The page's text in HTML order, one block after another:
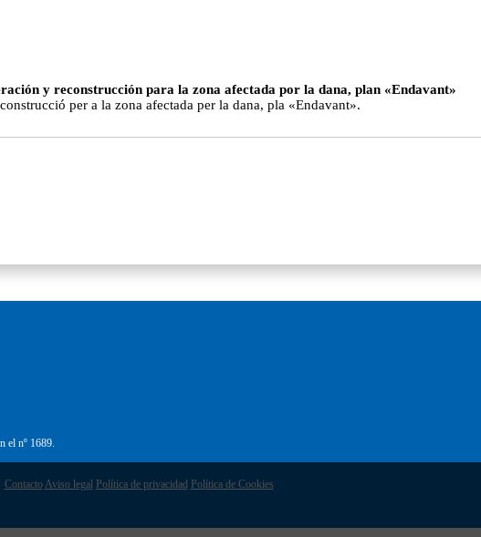
y reconstrucción para la zona afectada por la dana, plan «Endavant»
per a la zona afectada per la dana, pla «Endavant».
el nº 1689.
Contacto Aviso legal Política de privacidad Política de Cookies